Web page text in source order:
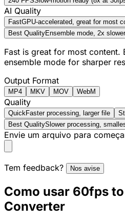
AI Quality
FastGPU-accelerated, great for most
Best QualityEnsemble mode, 2x
Fast is great for most content.
ensemble mode for sharper
Output Format
MP4 MKV MOV WebM
Quality
Quick Faster processing, larger file
Best QualitySlower processing,
Envie um arquivo para
Tem feedback? Nos avise
Como usar 60fps
Converter